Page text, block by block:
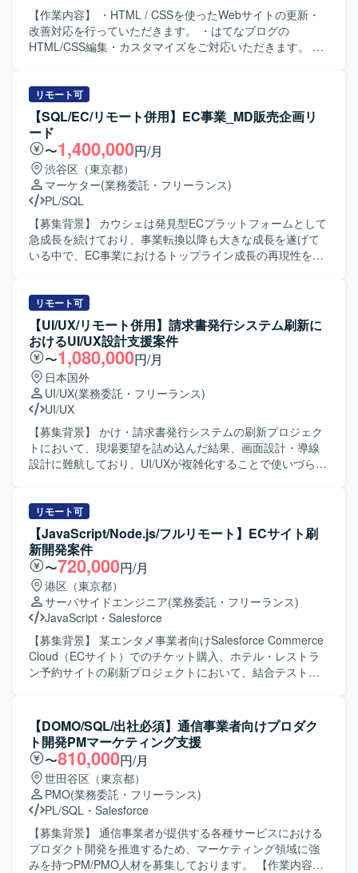
【作業内容】 ・HTML / CSSを使ったWebサイトの更新・
改善対応を行っていただきます。 ・はてなブログの
HTML/CSS編集・カスタマイズをご対応いただきます。 ・
件の理解を前提とした導線改善の提案・実装を行っていた
だきます。 ・AIツール（ChatGPT・Claude等）を活用した
効率的な更新フローの推進を行っていただきます。 ・継続
的な運用サポートおよびサイト品質の維持・向上に取り組
んでいただきます。 【ポジションの魅力】 生成AIを活用し
た法人向けプロダクトのWebを担い、事業成長に直結する
アウトプットを出していただけます。 文言修正だけでな
く、UX・導線設計など、サイト全体の品質向上に関わって
いただけます。 AIを積極活用した業務スタイルが根付いて
いる環境でご就業いただけます。 フルリモート・副業・短
時間稼働から参画可能で、ライフスタイルに合わせて働い
業ができる方を求めています。 指示を待つだけでなく、サ
イトの構造や目的に合わせて自発的に動ける方を求めてい
ます。 単なる作業の代行者ではなく、サイトをより良くす
るための運用パートナーとして伴走できる方を求めていま
す。
リモート可
【SQL/EC/リモート併用】EC事業_MD販売企画リ
ード
〜1,400,000円/月
渋谷区（東京都）
マーケター(業務委託・フリーランス)
PL/SQL
【募集背景】 カウシェは発見型ECプラットフォームとして
急成長を続けており、事業転換以降も大きな成長を遂げて
いる中で、EC事業におけるトップライン成長の再現性を高
の文脈でどのタイミングで届けるかを設計し、商品・売り
場・販促・データをつなげてGMV成長をつくる役割を担っ
ていただきます。販売企画・キャンペーン設計・カテゴリ
成長・商品露出改善をプレイングリードとして推進し、関
係者を巻き込みながら実行計画に落とし込み、日々の数値
を見ながら改善し成果につなげていただきます。入社後
は、事業構造やユーザー特性、重点カテゴリ、主要KPI、既
存の販売企画・キャンペーン運用をキャッチアップした上
で、重点カテゴリや主要キャンペーンの主担当として企画
設計から実行・振り返りまでを推進し、販売実績やユーザ
ー行動、商品データをもとに次の販売企画やカテゴリ成
商品単体ではなく売上・粗利・在庫・供給・露出のつなが
りで考えられる方を求めています。分析で終わらず、営業
や販売が実際に動けるレベルまで落とし込める方や、属人
的な成功パターンを再現可能な型と判断基準に変えること
にやりがいを感じる方にフィットするポジションです。
【ポジションの魅力】 自身が設計した販売企画やキャンペ
ーン、商品露出がGMVや粗利にダイレクトに反映されるた
め、事業成長の中心に立って売上を作る手触り感がありま
す。発見型ソーシャルECとして、商品選定やカテゴリ設
計、キャンペーン、レコメンド、投稿、クエストなど複数
の要素を掛け合わせながら新しい購買体験を作ることがで
ーや役員と近い距離で商品戦略・販売戦略・事業成長の意
思決定に関わる経験を積むことができます。 【開発環境】
Slack、Notion、BigQuery、Looker Studio、Figma、AIツー
ルなどを活用して業務を進めていただきます。
リモート可
【UI/UX/リモート併用】請求書発行システム刷新に
おけるUI/UX設計支援案件
〜1,080,000円/月
日本国外
UI/UX(業務委託・フリーランス)
UI/UX
【募集背景】 かけ・請求書発行システムの刷新プロジェク
トにおいて、現場要望を詰め込んだ結果、画面設計・導線
設計に難航しており、UI/UXが複雑化することで使いづらく
容】 要件定義フェーズに参画し、仕様理解を踏まえたUI設
計を実施していただきます。ディレクター作成の既存また
は簡易なワイヤーフレームをベースに、ユーザー視点で画
面構成・導線を整理し、UIコンポーネント設計や操作フロ
ーの最適化を行っていただきます。各画面単位でのビジュ
アルデザイン作成、レイアウト設計、配色・UIパーツ設
計、操作性を考慮したインタラクション設計（必要に応じ
て簡易モック作成）を対応していただきます。機能過多・
画面過密状態に対する整理・改善提案や、ユーザビリティ
向上に向けた設計見直しを行い、ディレクター／PMと連携
しながらエンジニア実装を見据えたデザイン仕様をアウト
検討を進められる方を求めております。複雑な業務要件を
踏まえて情報整理や画面構成を行いながら、一貫性と使い
やすさの両立を意識してデザイン品質を高めていただける
方を想定しています。ディレクター／PMとのコミュニケー
ションを大切にしながら、主体的に改善提案ができる方に
フィットするポジションです。 【ポジションの魅力】 請求
書発行システムという業務基盤となるWebアプリケーショ
ンの刷新プロジェクトにおいて、要件定義段階からUI/UX設
計に深く関わることができ、画面デザインの方針やデザイ
ンシステムの構築にも影響力を発揮していただけます。機
リモート可
【JavaScript/Node.js/フルリモート】ECサイト刷
新開発案件
〜720,000円/月
港区（東京都）
サーバサイドエンジニア(業務委託・フリーランス)
JavaScript ・ Salesforce
【募集背景】 某エンタメ事業者向けSalesforce Commerce
Cloud（ECサイト）でのチケット購入、ホテル・レストラ
ン予約サイトの刷新プロジェクトにおいて、結合テストフ
向けに導入しているSalesforce Commerce Cloud（ECサイ
ト）内で、チケット購入、ホテル・レストラン予約サイト
の刷新対応を行っていただきます。現在は結合テストフェ
ーズで発生しているバグ改修が中心となり、設計書を読み
込み仕様を理解いただいた上で、改修箇所の調査・解析か
ら実装、テストまで一連の工程を担当していただきます。
開発はNode.js上でJavaScriptを使用して実施します。 【求
める人物像】 設計書から仕様を素早く理解し、自ら課題を
発見して主体的に動ける方を求めています。フットワーク
軽く、関係者と能動的にコミュニケーションをとりなが
【DOMO/SQL/出社必須】通信事業者向けプロダク
ト開発PMマーケティング支援
〜810,000円/月
世田谷区（東京都）
PMO(業務委託・フリーランス)
PL/SQL ・ Salesforce
【募集背景】 通信事業者が提供する各種サービスにおける
プロダクト開発を推進するため、マーケティング領域に強
みを持つPM/PMO人材を募集しております。 【作業内容】